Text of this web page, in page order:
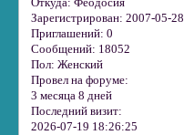
Откуда: Феодосия
Зарегистрирован: 2007-05-28
Приглашений: 0
Сообщений: 18052
Пол: Женский
Провел на форуме:
3 месяца 8 дней
Последний визит:
2026-07-19 18:26:25